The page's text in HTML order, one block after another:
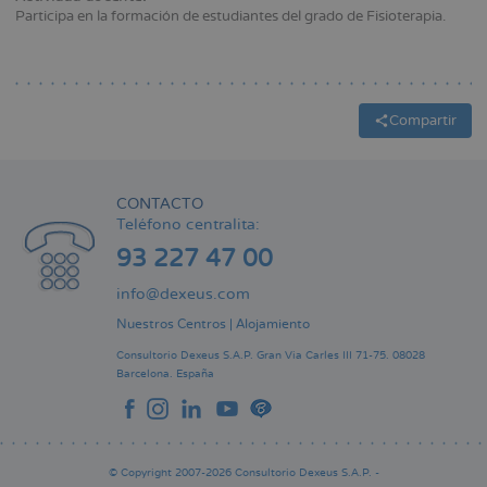
Participa en la formación de estudiantes del grado de Fisioterapia.
Compartir
CONTACTO
Teléfono centralita:
93 227 47 00
info@dexeus.com
Nuestros Centros | Alojamiento
Consultorio Dexeus S.A.P. Gran Via Carles III 71-75. 08028
Barcelona. España
© Copyright 2007-2026 Consultorio Dexeus S.A.P. -